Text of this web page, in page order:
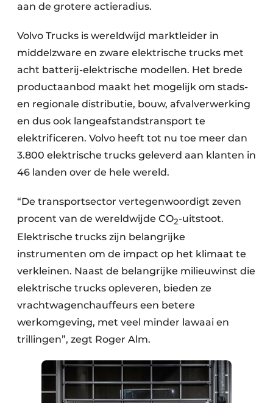
aan de grotere actieradius.
Volvo Trucks is wereldwijd marktleider in
middelzware en zware elektrische trucks met
acht batterij-elektrische modellen. Het brede
productaanbod maakt het mogelijk om stads-
en regionale distributie, bouw, afvalverwerking
en dus ook langeafstandstransport te
elektrificeren. Volvo heeft tot nu toe meer dan
3.800 elektrische trucks geleverd aan klanten in
46 landen over de hele wereld.
“De transportsector vertegenwoordigt zeven
procent van de wereldwijde CO2-uitstoot.
Elektrische trucks zijn belangrijke
instrumenten om de impact op het klimaat te
verkleinen. Naast de belangrijke milieuwinst die
elektrische trucks opleveren, bieden ze
vrachtwagenchauffeurs een betere
werkomgeving, met veel minder lawaai en
trillingen”, zegt Roger Alm.